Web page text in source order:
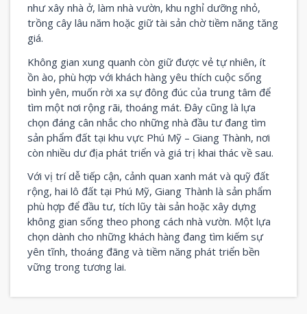
như xây nhà ở, làm nhà vườn, khu nghỉ dưỡng nhỏ,
trồng cây lâu năm hoặc giữ tài sản chờ tiềm năng tăng
giá.
Không gian xung quanh còn giữ được vẻ tự nhiên, ít
ồn ào, phù hợp với khách hàng yêu thích cuộc sống
bình yên, muốn rời xa sự đông đúc của trung tâm để
tìm một nơi rộng rãi, thoáng mát. Đây cũng là lựa
chọn đáng cân nhắc cho những nhà đầu tư đang tìm
sản phẩm đất tại khu vực Phú Mỹ – Giang Thành, nơi
còn nhiều dư địa phát triển và giá trị khai thác về sau.
Với vị trí dễ tiếp cận, cảnh quan xanh mát và quỹ đất
rộng, hai lô đất tại Phú Mỹ, Giang Thành là sản phẩm
phù hợp để đầu tư, tích lũy tài sản hoặc xây dựng
không gian sống theo phong cách nhà vườn. Một lựa
chọn dành cho những khách hàng đang tìm kiếm sự
yên tĩnh, thoáng đãng và tiềm năng phát triển bền
vững trong tương lai.